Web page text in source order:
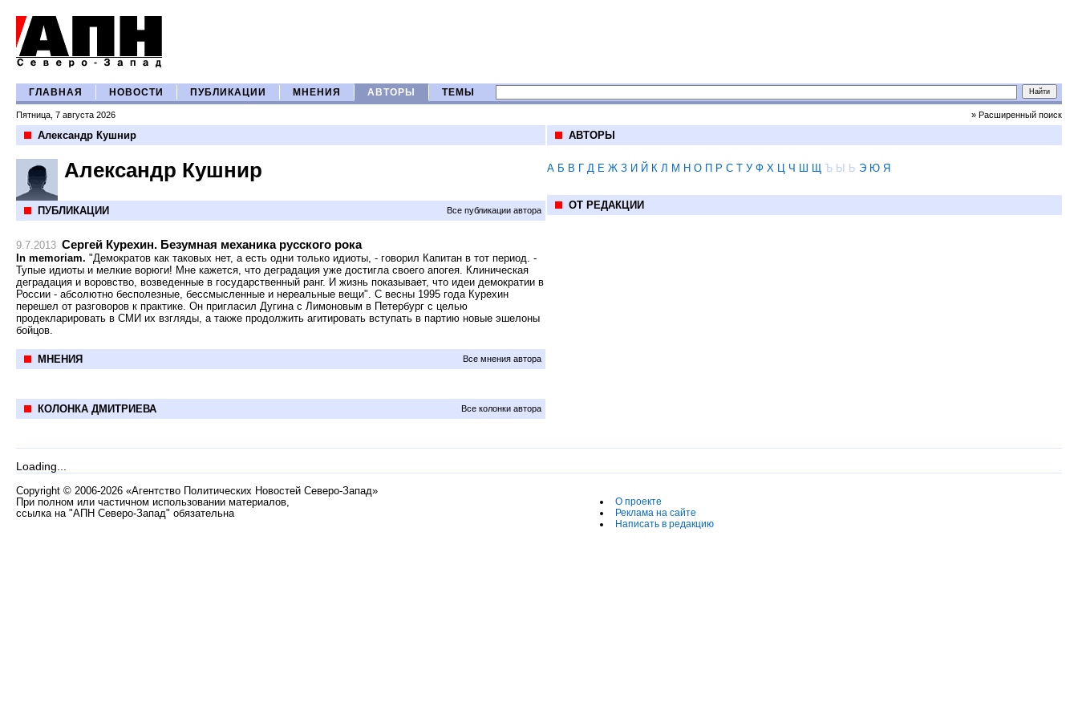
ГЛАВНАЯ НОВОСТИ ПУБЛИКАЦИИ МНЕНИЯ АВТОРЫ ТЕМЫ
Пятница, 7 августа 2026 » Расширенный поиск
Александр Кушнир
Александр Кушнир
ПУБЛИКАЦИИ Все публикации автора
9.7.2013 Сергей Курехин. Безумная механика русского рока
In memoriam. "Демократов как таковых нет, а есть одни только идиоты, - говорил Капитан в тот период. -
Тупые идиоты и мелкие ворюги! Мне кажется, что деградация уже достигла своего апогея. Клиническая
деградация и воровство, возведенные в государственный ранг. И жизнь показывает, что идеи демократии в
России - абсолютно бесполезные, бессмысленные и нереальные вещи". С весны 1995 года Курехин
перешел от разговоров к практике. Он пригласил Дугина с Лимоновым в Петербург с целью
продекларировать в СМИ их взгляды, а также продолжить агитировать вступать в партию новые эшелоны
бойцов.
МНЕНИЯ Все мнения автора
КОЛОНКА ДМИТРИЕВА Все колонки автора
АВТОРЫ
А Б В Г Д Е Ж З И Й К Л М Н О П Р С Т У Ф Х Ц Ч Ш Щ Ъ Ы Ь Э Ю Я
ОТ РЕДАКЦИИ
Loading...
Copyright © 2006-2026 «Агентство Политических Новостей Северо-Запад»
При полном или частичном использовании материалов,
ссылка на "АПН Северо-Запад" обязательна
О проекте
Реклама на сайте
Написать в редакцию